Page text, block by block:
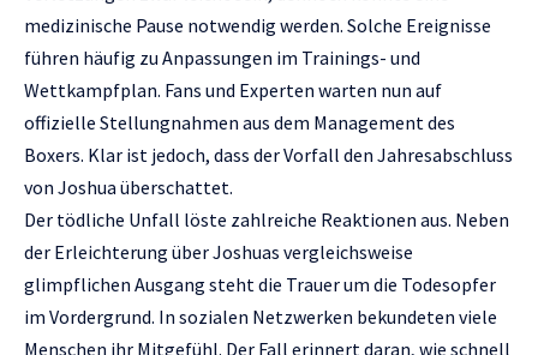
medizinische Pause notwendig werden. Solche Ereignisse
führen häufig zu Anpassungen im Trainings- und
Wettkampfplan. Fans und Experten warten nun auf
offizielle Stellungnahmen aus dem Management des
Boxers. Klar ist jedoch, dass der Vorfall den Jahresabschluss
von Joshua überschattet.
Der tödliche Unfall löste zahlreiche Reaktionen aus. Neben
der Erleichterung über Joshuas vergleichsweise
glimpflichen Ausgang steht die Trauer um die Todesopfer
im Vordergrund. In sozialen Netzwerken bekundeten viele
Menschen ihr Mitgefühl. Der Fall erinnert daran, wie schnell